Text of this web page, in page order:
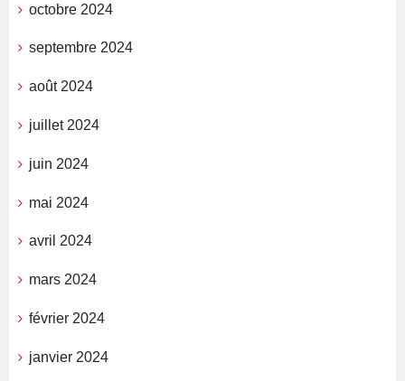
octobre 2024
septembre 2024
août 2024
juillet 2024
juin 2024
mai 2024
avril 2024
mars 2024
février 2024
janvier 2024